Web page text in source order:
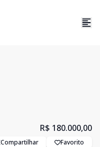
R$ 180.000,00
Compartilhar Favorito